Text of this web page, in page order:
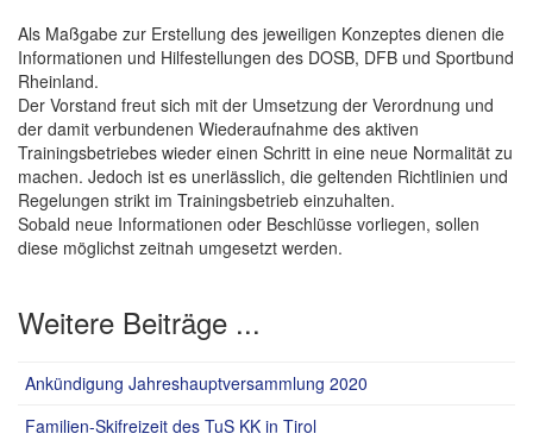
Als Maßgabe zur Erstellung des jeweiligen Konzeptes dienen die
Informationen und Hilfestellungen des DOSB, DFB und Sportbund
Rheinland.
Der Vorstand freut sich mit der Umsetzung der Verordnung und
der damit verbundenen Wiederaufnahme des aktiven
Trainingsbetriebes wieder einen Schritt in eine neue Normalität zu
machen. Jedoch ist es unerlässlich, die geltenden Richtlinien und
Regelungen strikt im Trainingsbetrieb einzuhalten.
Sobald neue Informationen oder Beschlüsse vorliegen, sollen
diese möglichst zeitnah umgesetzt werden.
Weitere Beiträge ...
Ankündigung Jahreshauptversammlung 2020
Familien-Skifreizeit des TuS KK in Tirol